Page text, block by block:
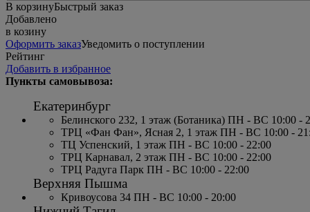
В корзинуБыстрый заказ
Добавлено
в козину
Оформить заказУведомить о поступлении
Рейтинг
Добавить в избранное
Пункты самовывоза:
Екатеринбург
Белинского 232, 1 этаж (Ботаника) ПН - ВС 10:00 -
ТРЦ «Фан Фан», Ясная 2, 1 этаж ПН - ВС 10:00 -
ТЦ Успенский, 1 этаж ПН - ВС 10:00 - 22:00
ТРЦ Карнавал, 2 этаж ПН - ВС 10:00 - 22:00
ТРЦ Радуга Парк ПН - ВС 10:00 - 22:00
Верхняя Пышма
Кривоусова 34 ПН - ВС 10:00 - 20:00